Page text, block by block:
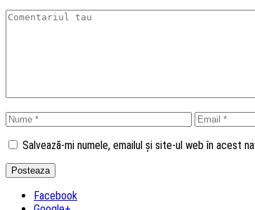
Salvează-mi numele, emailul și site-ul web în acest
Facebook